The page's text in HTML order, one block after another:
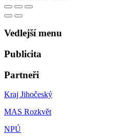
Vedlejší menu
Publicita
Partneři
Kraj Jihočeský
MAS Rozkvět
NPÚ